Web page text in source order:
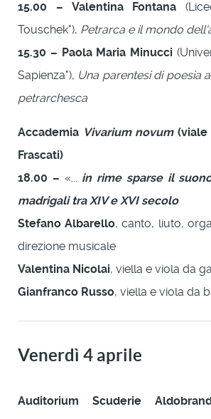
15.00 – Valentina Fontana
Touschek"), Petrarca e il mondo
15.30 – Paola Maria Minucci
Sapienza"), Una parentesi di poesia
petrarchesca
Accademia Vivarium novum (viale
Frascati)
18.00 – «... in rime sparse il
madrigali tra XIV e XVI secolo
Stefano Albarello, canto, liuto,
direzione musicale
Valentina Nicolai, viella e viola da
Gianfranco Russo, viella e viola da
Venerdì 4 aprile
Auditorium Scuderie